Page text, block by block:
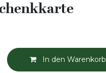
In den Warenkorb